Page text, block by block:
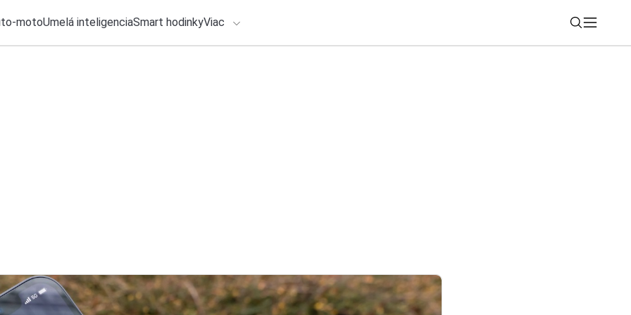
motoUmelá inteligenciaSmart hodinkyViac